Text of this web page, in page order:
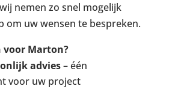
nemen zo snel mogelijk
om uw wensen te bespreken.
voor Marton?
advies– één
voor uw project